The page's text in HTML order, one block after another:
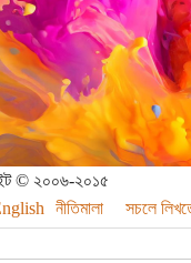
© ২০০৬-২০১৫
নীতিমালা সচলে